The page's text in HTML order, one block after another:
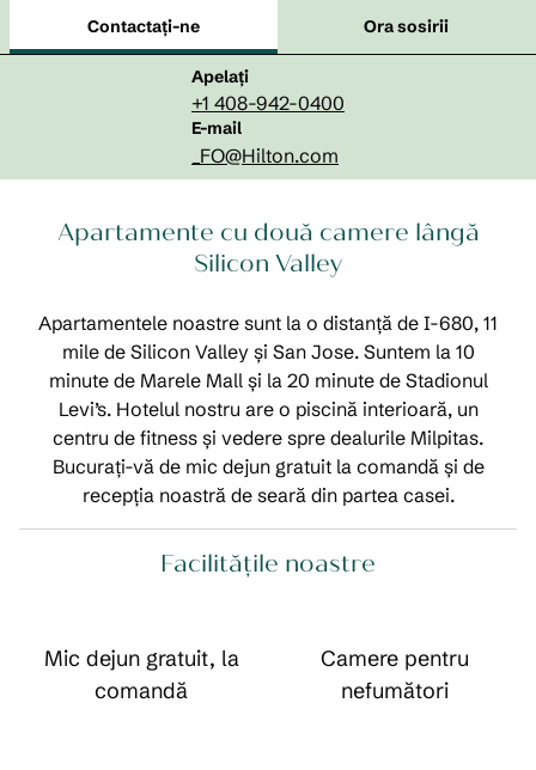
Contactaţi-ne
Ora sosirii
Apelați
Apel
+1 408-942-0400
E-mail
E-mailMILCA
_FO@Hilton.com
Apartamente cu două camere lângă
Silicon Valley
Apartamentele noastre sunt la o distanță de I-680, 11
mile de Silicon Valley și San Jose. Suntem la 10
minute de Marele Mall și la 20 minute de Stadionul
Levi’s. Hotelul nostru are o piscină interioară, un
centru de fitness și vedere spre dealurile Milpitas.
Bucurați-vă de mic dejun gratuit la comandă și de
recepția noastră de seară din partea casei.
Facilităţile noastre
Mic dejun gratuit, la
comandă
Camere pentru
nefumători